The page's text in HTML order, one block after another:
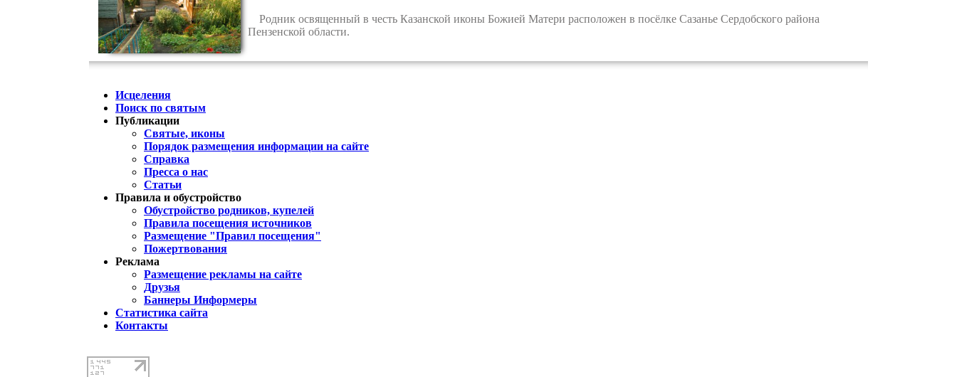
Родник освященный в честь Казанской иконы Божией Матери расположен в посёлке Сазанье Сердобского района
Пензенской области.
Исцеления
Поиск по святым
Публикации
Святые, иконы
Порядок размещения информации на сайте
Справка
Пресса о нас
Статьи
Правила и обустройство
Обустройство родников, купелей
Правила посещения источников
Размещение "Правил посещения"
Пожертвования
Реклама
Размещение рекламы на сайте
Друзья
Баннеры Информеры
Статистика сайта
Контакты